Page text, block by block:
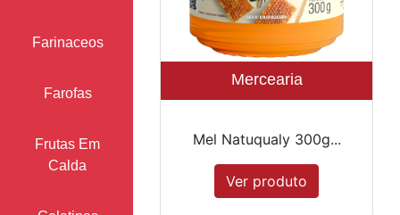
Farinaceos
Farofas
Frutas Em
Calda
Mercearia
Mel Natuqualy 300g...
Ver produto